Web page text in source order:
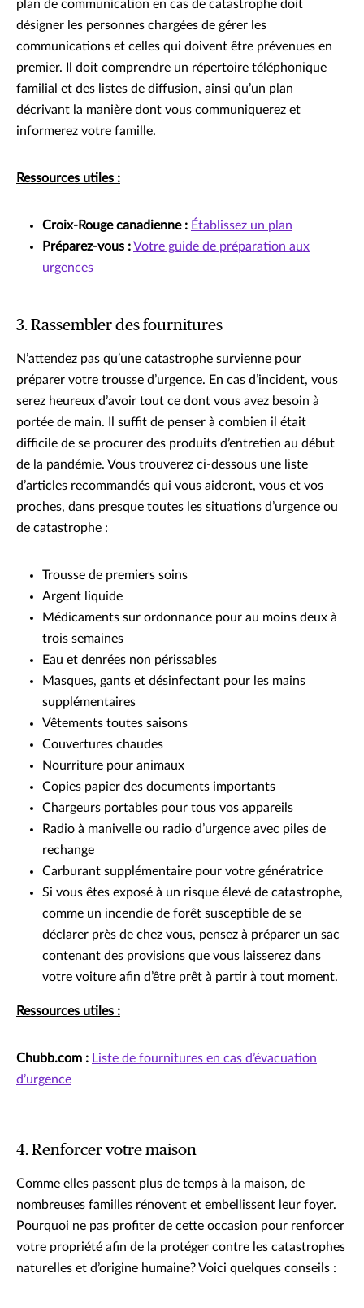
plan de communication en cas de catastrophe doit
désigner les personnes chargées de gérer les
communications et celles qui doivent être prévenues en
premier. Il doit comprendre un répertoire téléphonique
familial et des listes de diffusion, ainsi qu’un plan
décrivant la manière dont vous communiquerez et
informerez votre famille.
Ressources utiles :
Croix-Rouge canadienne : Établissez un plan
Préparez-vous :Votre guide de préparation aux
urgences
3. Rassembler des fournitures
N’attendez pas qu’une catastrophe survienne pour
préparer votre trousse d’urgence. En cas d’incident, vous
serez heureux d’avoir tout ce dont vous avez besoin à
portée de main. Il suffit de penser à combien il était
difficile de se procurer des produits d’entretien au début
de la pandémie. Vous trouverez ci-dessous une liste
d’articles recommandés qui vous aideront, vous et vos
proches, dans presque toutes les situations d’urgence ou
de catastrophe :
Trousse de premiers soins
Argent liquide
Médicaments sur ordonnance pour au moins deux à
trois semaines
Eau et denrées non périssables
Masques, gants et désinfectant pour les mains
supplémentaires
Vêtements toutes saisons
Couvertures chaudes
Nourriture pour animaux
Copies papier des documents importants
Chargeurs portables pour tous vos appareils
Radio à manivelle ou radio d’urgence avec piles de
rechange
Carburant supplémentaire pour votre génératrice
Si vous êtes exposé à un risque élevé de catastrophe,
comme un incendie de forêt susceptible de se
déclarer près de chez vous, pensez à préparer un sac
contenant des provisions que vous laisserez dans
votre voiture afin d’être prêt à partir à tout moment.
Ressources utiles :
Chubb.com : Liste de fournitures en cas d’évacuation
d’urgence
4. Renforcer votre maison
Comme elles passent plus de temps à la maison, de
nombreuses familles rénovent et embellissent leur foyer.
Pourquoi ne pas profiter de cette occasion pour renforcer
votre propriété afin de la protéger contre les catastrophes
naturelles et d’origine humaine? Voici quelques conseils :